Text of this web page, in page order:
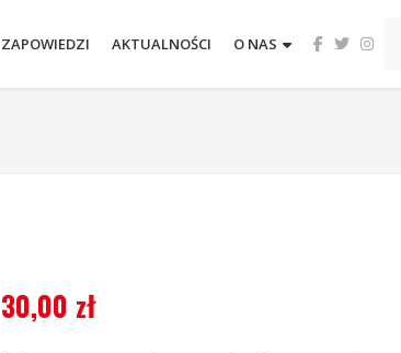
ZAPOWIEDZI AKTUALNOŚCI O NAS
30,00 zł